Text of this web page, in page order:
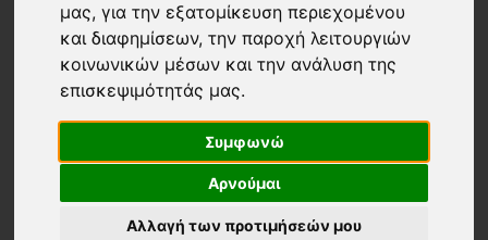
μας, για την εξατομίκευση περιεχομένου
και διαφημίσεων, την παροχή λειτουργιών
κοινωνικών μέσων και την ανάλυση της
επισκεψιμότητάς μας.
Συμφωνώ
Αρνούμαι
Αλλαγή των προτιμήσεών μου
Κεντρική σελίδα
ΕΙΔΗ PET & ΚΤΗΝΟΤΡΟΦΙΑΣ
ΚΟΥΔΟΥΝΙΑ
ΚΟΥΔΟΥΝΙΑ ΟΡΕΙΧΑΛΚΙΝΑ(9)
Επιστροφή
Ταξινόμηση
Τα νεότερα
Εμφάνιση
24 ΠΡΟΙΟΝΤΑ